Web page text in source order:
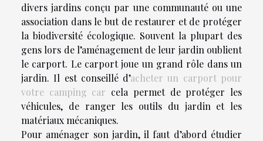
divers jardins conçu par une communauté ou une
association dans le but de restaurer et de protéger
la biodiversité écologique. Souvent la plupart des
gens lors de l’aménagement de leur jardin oublient
le carport. Le carport joue un grand rôle dans un
jardin. Il est conseillé d’acheter un carport pour
votre camping car cela permet de protéger les
véhicules, de ranger les outils du jardin et les
matériaux mécaniques.
Pour aménager son jardin, il faut d’abord étudier